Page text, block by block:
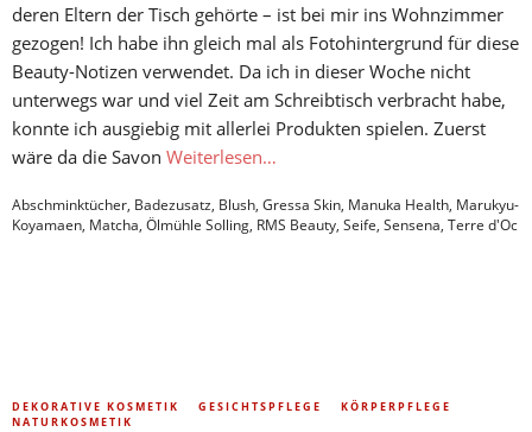
deren Eltern der Tisch gehörte – ist bei mir ins Wohnzimmer
gezogen! Ich habe ihn gleich mal als Fotohintergrund für diese
Beauty-Notizen verwendet. Da ich in dieser Woche nicht
unterwegs war und viel Zeit am Schreibtisch verbracht habe,
konnte ich ausgiebig mit allerlei Produkten spielen. Zuerst
wäre da die Savon Weiterlesen…
Abschminktücher, Badezusatz, Blush, Gressa Skin, Manuka Health, Marukyu-
Koyamaen, Matcha, Ölmühle Solling, RMS Beauty, Seife, Sensena, Terre d'Oc
DEKORATIVE KOSMETIK GESICHTSPFLEGE
KÖRPERPFLEGE
NATURKOSMETIK